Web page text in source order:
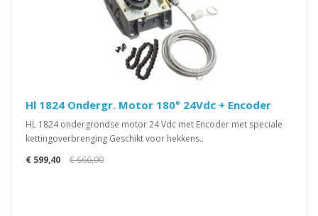
Hl 1824 Ondergr. Motor 180° 24Vdc + Encoder
HL 1824 ondergrondse motor 24 Vdc met Encoder met speciale
kettingoverbrenging Geschikt voor hekkens..
€ 599,40
€ 666,00